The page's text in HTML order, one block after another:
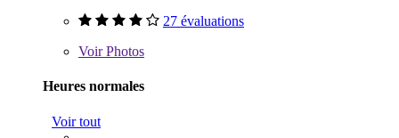
27 évaluations
VoirPhotos
Heures normales
Voir tout